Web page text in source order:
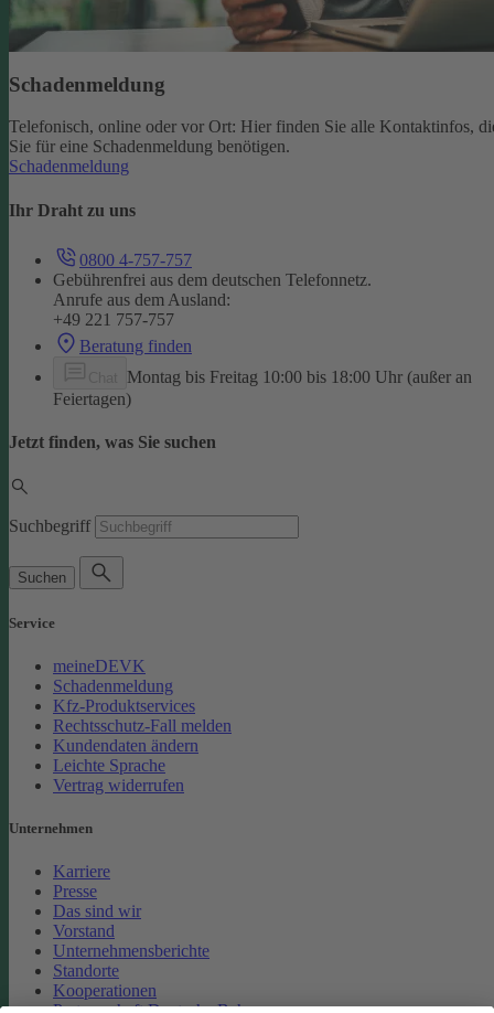
Schadenmeldung
Telefonisch, online oder vor Ort: Hier finden Sie alle Kontaktinfos,
Sie für eine Schadenmeldung benötigen.
Schadenmeldung
Ihr Draht zu uns
0800 4-757-757
Gebührenfrei aus dem deutschen Telefonnetz.
Anrufe aus dem Ausland:
+49 221 757-757
Beratung finden
Montag bis Freitag 10:00 bis 18:00 Uhr (außer an
Feiertagen)
Jetzt finden, was Sie suchen
Suchbegriff
Suchen
Service
meineDEVK
Schadenmeldung
Kfz-Produktservices
Rechtsschutz-Fall melden
Kundendaten ändern
Leichte Sprache
Vertrag widerrufen
Unternehmen
Karriere
Presse
Das sind wir
Vorstand
Unternehmensberichte
Standorte
Kooperationen